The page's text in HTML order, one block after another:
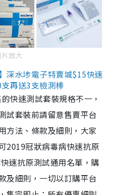
放大
深水埗電子特賣城$15快速
再送3支檢測棒
快速測試套裝規格不一，
試套裝前請留意售賣平台
方法、條款及細則，大家
2019冠狀病毒病快速抗原
速抗原測試通用名單，購
及細則，一切以訂購平台